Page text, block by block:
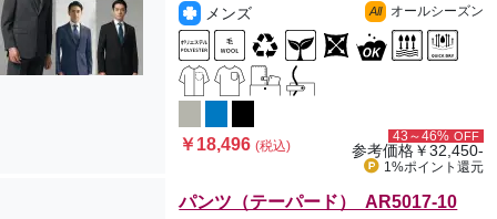
メンズ
All オールシーズン
￥18,496(税込)
43～46% OFF
参考価格￥32,450-
1%ポイント 還元
パンツ（テーパード） AR5017-10